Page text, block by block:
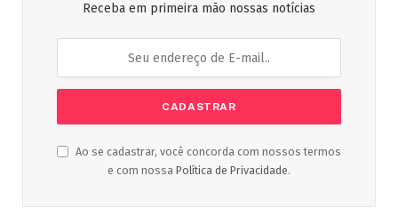
Receba em primeira mão nossas notícias
Ao se cadastrar, você concorda com nossos termos
e com nossa Política de Privacidade.